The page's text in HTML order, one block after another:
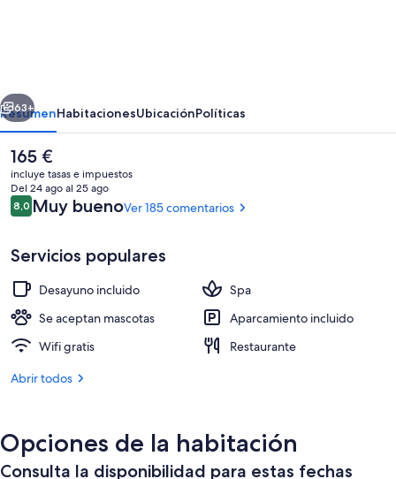
Deportes de invierno
Siguiente
63+
ResumenHabitacionesUbicaciónPolíticas
El
precio
actual
es
de
165 €
incluye tasas e impuestos
Del 24 ago al 25 ago
Comentarios
8,08,0 de 10
Muy buenoVer 185 comentarios
Servicios populares
Desayuno incluido
Spa
Se aceptan mascotas
Aparcamiento incluido
Wifi gratis
Restaurante
Abrir todos
Opciones de la habitación
Consulta la disponibilidad para estas fechas